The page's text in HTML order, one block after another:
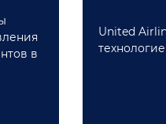
в
United